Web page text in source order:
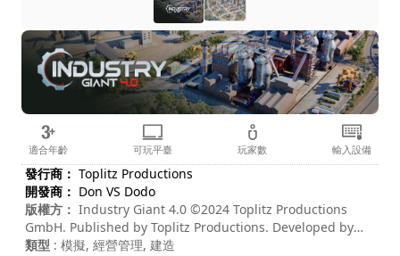
適合年齡 可玩平臺 玩家數 輸入設備
發行商： Toplitz Productions
開發商： Don VS Dodo
版權方： Industry Giant 4.0 ©2024 Toplitz Productions
GmbH. Published by Toplitz Productions. Developed by
Don VS Dodo GmbH. All rights reserved.
類型 : 模擬, 經營管理, 建造